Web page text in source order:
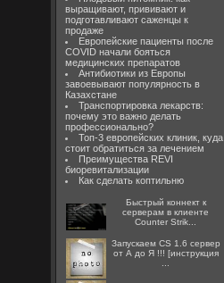
выращивают, прививают и
подготавливают саженцы к
продаже
Европейские пациенты после
COVID начали бояться
медицинских препаратов
Антибиотики из Европы
завоевывают популярность в
Казахстане
Транспортировка лекарств:
почему это важно делать
профессионально?
Топ-3 европейских клиник, куда
стоит обратиться за лечением
Преимущества REVI
биоревитализации
Как сделать коптильню
Быстрый коннект к
серверам в клиенте
Counter Strik...
Запускаем CS 1.6 сервер
от А до Я !!! [инструкция